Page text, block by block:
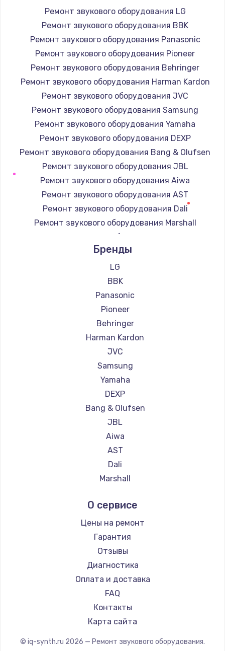
Ремонт подсветки
1200 руб.
Заказать
Настройка BIOS
930 руб.
Заказать
Замена SSD
990 руб.
Заказать
Восстановление данных
990 руб.
Заказать
1100 руб.
Заказать
Замена микрофона
1050 руб.
Заказать
Замена оперативной памяти
890 руб.
Заказать
Замена системы охлаждения
1500 руб.
Заказать
Замена термопасты
995 руб.
Замена шлейфа матрицы
960 руб.
Заказать
Замена экрана
1145 руб.
Заказать
2600 руб.
Ремонт звукового оборудования LG
Ремонт звукового оборудования BBK
Ремонт звукового оборудования Panasonic
Ремонт звукового оборудования Pioneer
Ремонт звукового оборудования Behringer
Ремонт звукового оборудования Harman Kardon
Ремонт звукового оборудования JVC
Ремонт звукового оборудования Samsung
Ремонт звукового оборудования Yamaha
Ремонт звукового оборудования DEXP
Ремонт звукового оборудования Bang & Olufsen
Ремонт звукового оборудования JBL
Ремонт звукового оборудования Aiwa
Ремонт звукового оборудования AST
Ремонт звукового оборудования Dali
Ремонт звукового оборудования Marshall
Ремонт звукового оборудования Supra
Бренды
LG
BBK
Panasonic
Pioneer
Behringer
Harman Kardon
JVC
Samsung
Yamaha
DEXP
Bang & Olufsen
JBL
Aiwa
AST
Dali
Marshall
О сервисе
Цены на ремонт
Гарантия
Отзывы
Диагностика
Оплата и доставка
FAQ
Контакты
Карта сайта
© iq-synth.ru 2026 — Ремонт звукового оборудования.